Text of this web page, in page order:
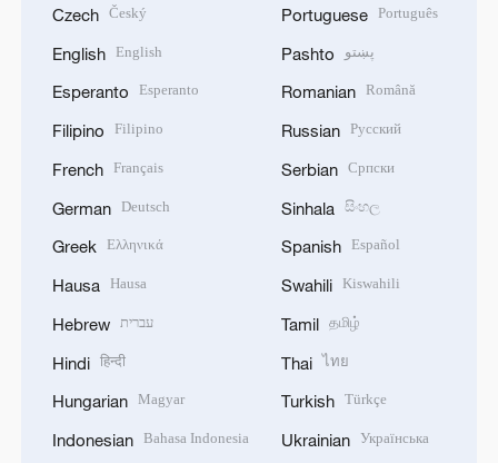
Czech Český
English English
Esperanto Esperanto
Filipino Filipino
French Français
German Deutsch
Greek Ελληνικά
Hausa Hausa
Hebrew עברית
Hindi हिन्दी
Hungarian Magyar
Indonesian Bahasa Indonesia
Portuguese Português
Pashto پښتو
Romanian Română
Russian Русский
Serbian Српски
Sinhala සිංහල
Spanish Español
Swahili Kiswahili
Tamil தமிழ்
Thai ไทย
Turkish Türkçe
Ukrainian Українська